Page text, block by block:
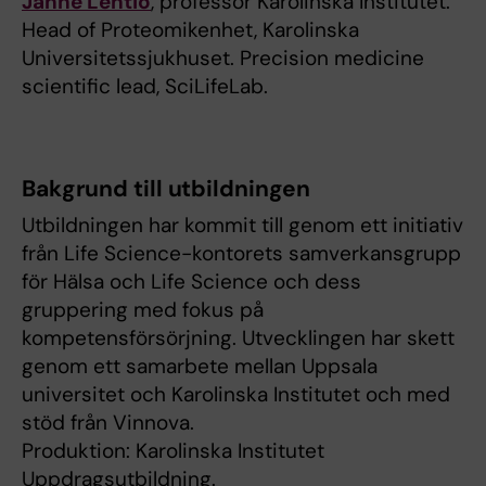
Head of Proteomikenhet, Karolinska
Universitetssjukhuset. Precision medicine
scientific lead, SciLifeLab.
Bakgrund till utbildningen
Utbildningen har kommit till genom ett initiativ
från Life Science-kontorets samverkansgrupp
för Hälsa och Life Science och dess
gruppering med fokus på
kompetensförsörjning. Utvecklingen har skett
genom ett samarbete mellan Uppsala
universitet och Karolinska Institutet och med
stöd från Vinnova.
Produktion: Karolinska Institutet
Uppdragsutbildning.